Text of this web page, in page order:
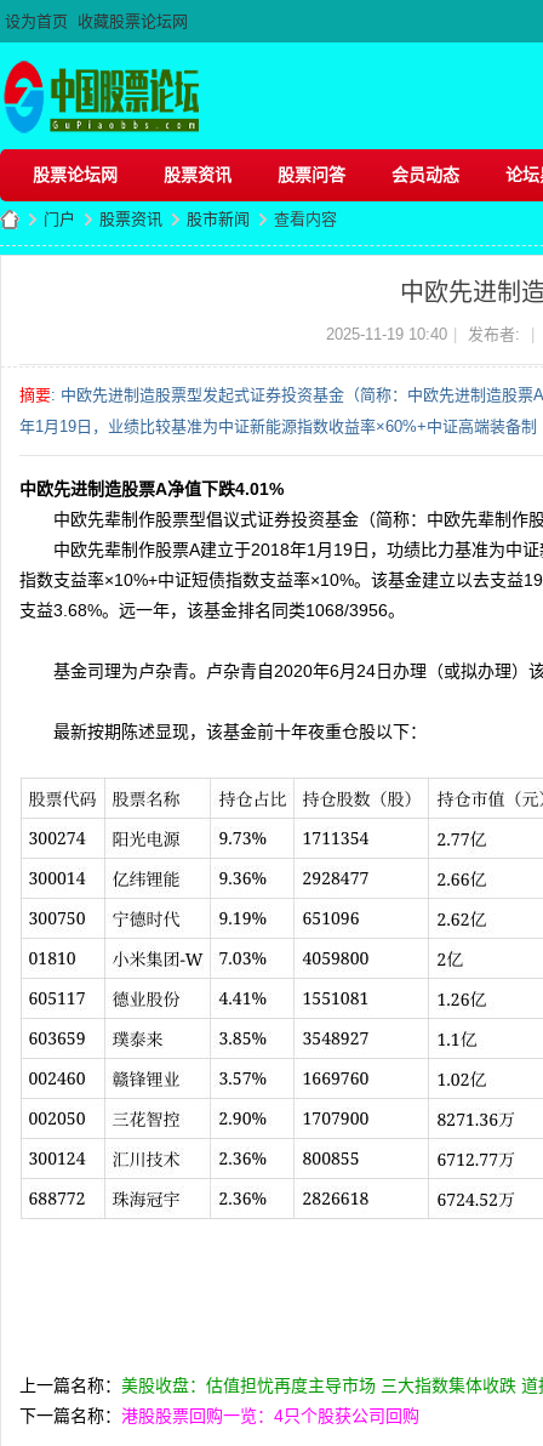
设为首页 收藏股票论坛网
股票论坛网 股票资讯 股票问答 会员动态 论坛
门户 股票资讯 股市新闻 查看内容
中欧先进制
2025-11-19 10:40 发布者:
摘要: 中欧先进制造股票型发起式证券投资基金（简称：中欧先进制造股
年1月19日，业绩比较基准为中证新能源指数收益率×60%+中证高端装备制
中欧先进制造股票A净值下跌4.01%
中欧先辈制作股票型倡议式证券投资基金（简称：中欧先辈制
中欧先辈制作股票A建立于2018年1月19日，功绩比力基准为中
指数支益率×10%+中证短债指数支益率×10%。该基金建立以去支益
支益3.68%。远一年，该基金排名同类1068/3956。
基金司理为卢杂青。卢杂青自2020年6月24日办理（或拟办理）
最新按期陈述显现，该基金前十年夜重仓股以下：
上一篇名称： 美股收盘：估值担忧再度主导市场 三大指数集体收跌 道
下一篇名称： 港股股票回购一览：4只个股获公司回购